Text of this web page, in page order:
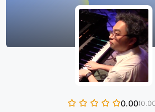
0.00